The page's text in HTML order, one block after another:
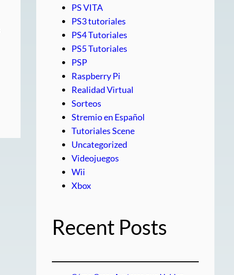
PS VITA
PS3 tutoriales
PS4 Tutoriales
PS5 Tutoriales
PSP
Raspberry Pi
Realidad Virtual
Sorteos
Stremio en Español
Tutoriales Scene
Uncategorized
Videojuegos
Wii
Xbox
Recent Posts